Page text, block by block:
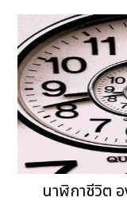
นาฬิกาชีวิต